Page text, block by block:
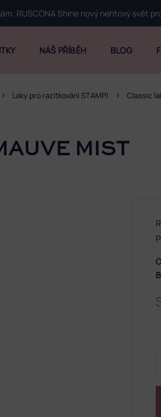
RUSCONA Shine nový nehtový svět
NÁŠ PŘÍBĚH BLOG
Laky pro razítkování STAMPI Classic
MIST